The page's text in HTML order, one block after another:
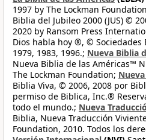
1997 by The Lockman
Biblia del Jubileo 2000 (JUS) ©
2020 by Ransom Press
Dios habla hoy ®, © Sociedades
1979, 1983, 1996.; Nueva Biblia
Nueva Biblia de las Américas™
The Lockman Foundation;
Biblia Viva, © 2006, 2008 por
permiso de Biblica, Inc.®
todo el mundo.; Nueva
Biblia, Nueva Traducción
Foundation, 2010. Todos los